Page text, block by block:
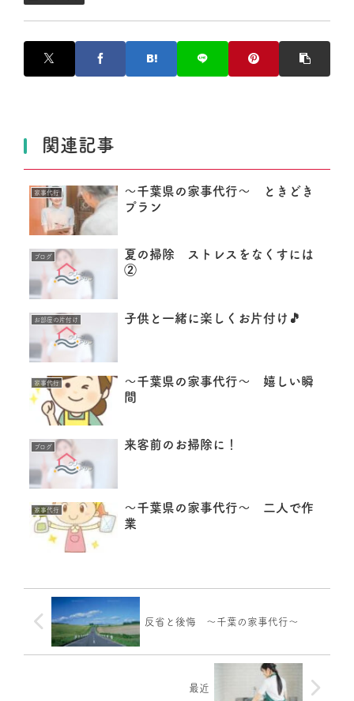
関連記事
家事代行
～千葉県の家事代行～ ときどき
プラン
ブログ
夏の掃除 ストレスをなくすには
②
お部屋の片付け 子供と一緒に楽しくお片付け🎵
家事代行
～千葉県の家事代行～ 嬉しい瞬
間
ブログ 来客前のお掃除に！
家事代行
～千葉県の家事代行～ 二人で作
業
反省と後悔 ～千葉の家事代行～
最近